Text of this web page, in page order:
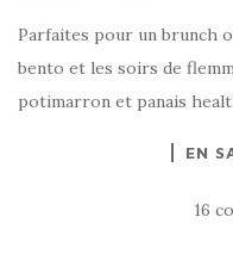
Parfaites pour un brunch
bento et les soirs de
potimarron et panais
EN
16